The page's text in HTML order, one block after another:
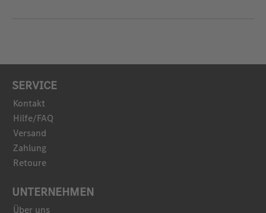
SERVICE
Kontakt
Hilfe/FAQ
Versand
Zahlung
Retoure
UNTERNEHMEN
Über uns